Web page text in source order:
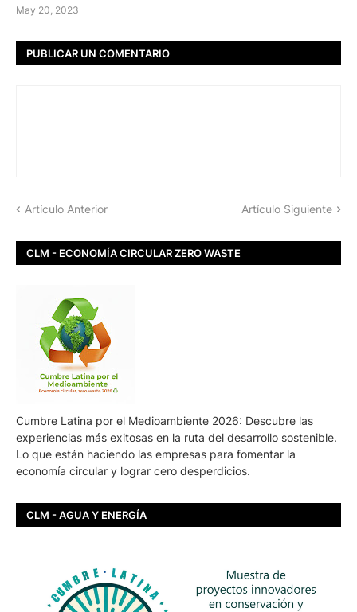
May 20, 2023
PUBLICAR UN COMENTARIO
Artículo Anterior Artículo Siguiente
CLM - ECONOMÍA CIRCULAR ZERO WASTE
Cumbre Latina por el Medioambiente 2026: Descubre las
experiencias más exitosas en la ruta del desarrollo sostenible.
Lo que están haciendo las empresas para fomentar la
economía circular y lograr cero desperdicios.
CLM - AGUA Y ENERGÍA